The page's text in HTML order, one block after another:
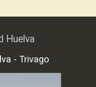
Huelva
- Trivago